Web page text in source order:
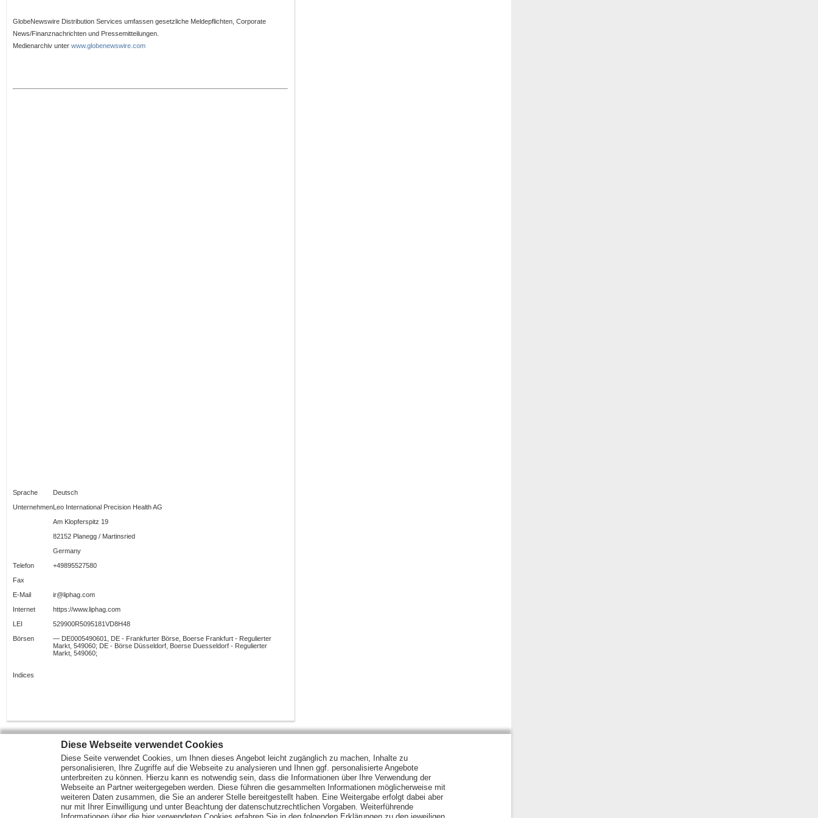
Diese Webseite verwendet Cookies
Diese Seite verwendet Cookies, um Ihnen dieses Angebot leicht zugänglich zu machen, Inhalte zu
personalisieren, Ihre Zugriffe auf die Webseite zu analysieren und Ihnen ggf. personalisierte Angebote
unterbreiten zu können. Hierzu kann es notwendig sein, dass die Informationen über Ihre Verwendung der
Webseite an Partner weitergegeben werden. Diese führen die gesammelten Informationen möglicherweise mit
weiteren Daten zusammen, die Sie an anderer Stelle bereitgestellt haben. Eine Weitergabe erfolgt dabei aber
nur mit Ihrer Einwilligung und unter Beachtung der datenschutzrechtlichen Vorgaben. Weiterführende
GlobeNewswire Distribution Services umfassen gesetzliche Meldepflichten, Corporate
News/Finanznachrichten und Pressemitteilungen.
Medienarchiv unter www.globenewswire.com
Sprache
Deutsch
UnternehmenLeo International Precision Health AG
Am Klopferspitz 19
82152 Planegg / Martinsried
Germany
Telefon
+49895527580
Fax
E-Mail
ir@liphag.com
Internet
https://www.liphag.com
LEI
529900R5095181VD8H48
Börsen
― DE0005490601, DE - Frankfurter Börse, Boerse Frankfurt - Regulierter
Markt, 549060; DE - Börse Düsseldorf, Boerse Duesseldorf - Regulierter
Markt, 549060;
Indices
Mehr Marktdaten und Kurse finden Sie auf www.finanztreff.de
Wirtschaft
ETF Fonds
Anleihen
Optionsscheine
Rohstoffe